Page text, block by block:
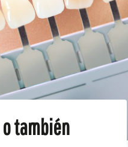
también